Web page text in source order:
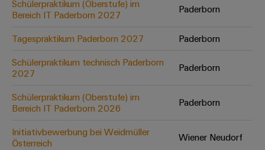
Produktinnovationen
Ihre Industrie.
im Bereich
Industrial
Schülerpraktikum (Oberstufe) im
Bereich IT Paderborn 2027
Paderborn
Tagespraktikum Paderborn 2027
Paderborn
Schülerpraktikum technisch Paderborn
2027
Paderborn
Schülerpraktikum (Oberstufe) im
Bereich IT Paderborn 2026
Paderborn
Initiativbewerbung bei Weidmüller
Österreich
Wiener Neudorf